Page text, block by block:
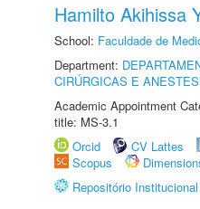
Hamilto Akihissa
School: Faculdade de
Department:
CIRÚRGICAS E
Academic Appointment
title: MS-3.1
Orcid
CV Lattes
Scopus
Repositório